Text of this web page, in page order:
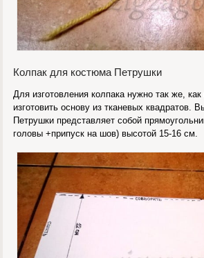
Колпак для костюма Петрушки
Для изготовления колпака нужно так же,
изготовить основу из тканевых квадратов.
Петрушки представляет собой
головы +припуск на шов) высотой 15-16 см.